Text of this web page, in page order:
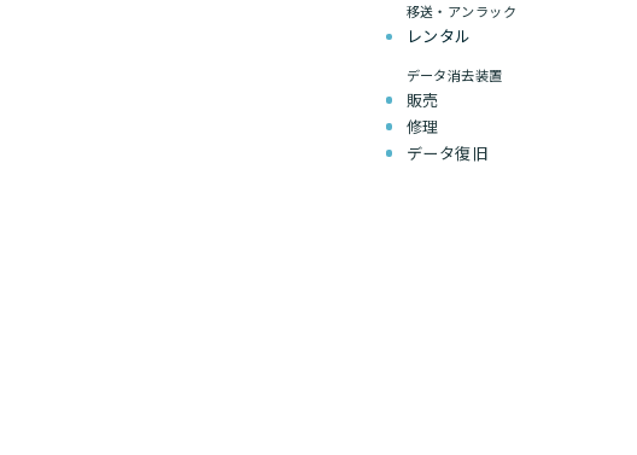
移送・アンラック
レンタル
データ消去装置
販売
修理
データ復旧